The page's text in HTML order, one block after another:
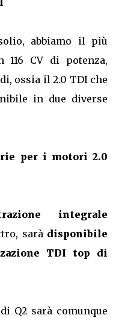
abbiamo il più
CV di potenza,
ossia il 2.0 TDI che
in due diverse
per i motori 2.0
integrale
sarà disponibile
TDI top di
Q2 sarà comunque